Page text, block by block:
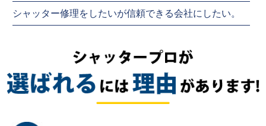
シャッター修理をしたいが信頼できる会社にしたい。